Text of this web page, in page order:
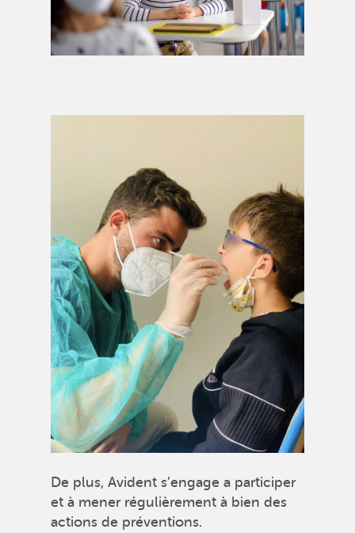
De plus, Avident s’engage a participer
et à mener régulièrement à bien des
actions de préventions.